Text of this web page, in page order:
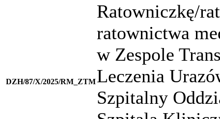
DZH/87/X/2025/RM_ZTM
Ratowniczkę/
ratownictwa
w Zespole
Leczenia
Szpitalny